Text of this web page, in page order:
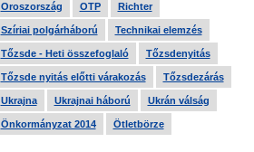
Oroszország OTP Richter
Szíriai polgárháború Technikai elemzés
Tőzsde - Heti összefoglaló Tőzsdenyitás
Tőzsde nyitás előtti várakozás Tőzsdezárás
Ukrajna Ukrajnai háború Ukrán válság
Önkormányzat 2014 Ötletbörze